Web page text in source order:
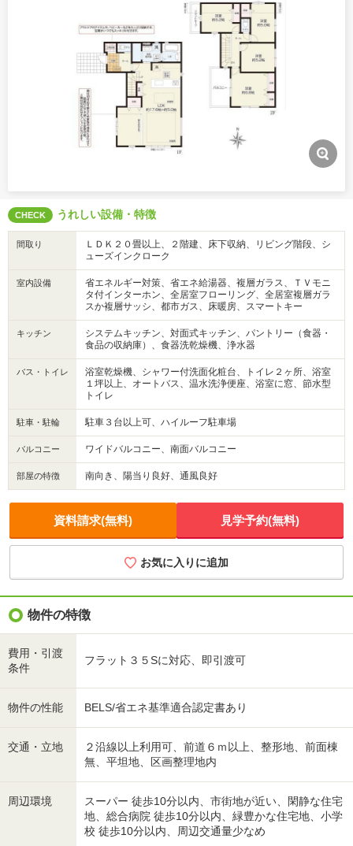
CHECK うれしい設備・特徴
間取り
ＬＤＫ２０畳以上、２階建、床下収納、リビング階段、シ
ューズインクローク
室内設備
省エネルギー対策、省エネ給湯器、複層ガラス、ＴＶモニ
タ付インターホン、全居室フローリング、全居室複層ガラ
スか複層サッシ、都市ガス、床暖房、スマートキー
キッチン
システムキッチン、対面式キッチン、パントリー（食器・
食品の収納庫）、食器洗乾燥機、浄水器
バス・トイレ
浴室乾燥機、シャワー付洗面化粧台、トイレ２ヶ所、浴室
１坪以上、オートバス、温水洗浄便座、浴室に窓、節水型
トイレ
駐車・駐輪 駐車３台以上可、ハイルーフ駐車場
バルコニー ワイドバルコニー、南面バルコニー
部屋の特徴 南向き、陽当り良好、通風良好
資料請求(無料) 見学予約(無料)
お気に入りに追加
物件の特徴
費用・引渡
条件
フラット３５Sに対応、即引渡可
物件の性能 BELS/省エネ基準適合認定書あり
交通・立地
２沿線以上利用可、前道６ｍ以上、整形地、前面棟
無、平坦地、区画整理地内
周辺環境
スーパー 徒歩10分以内、市街地が近い、閑静な住宅
地、総合病院 徒歩10分以内、緑豊かな住宅地、小学
校 徒歩10分以内、周辺交通量少なめ